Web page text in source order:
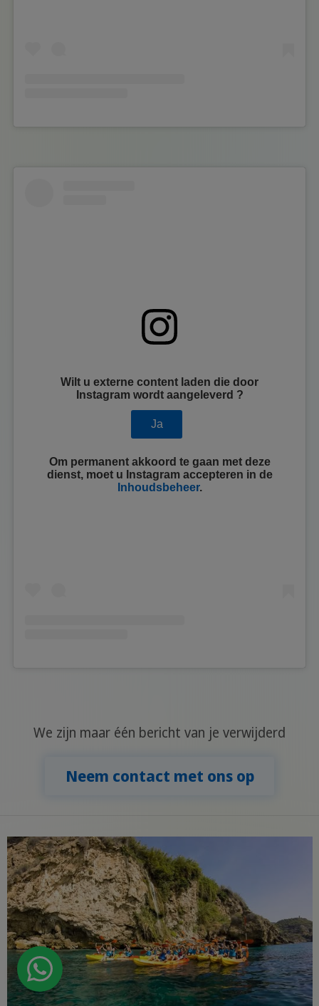
Wilt u externe content laden die door
Instagramwordt aangeleverd ?
Ja
Om permanent akkoord te gaan met deze
dienst, moet u Instagramaccepteren in de
Inhoudsbeheer.
We zijn maar één bericht van je verwijderd
Neem contact met ons op